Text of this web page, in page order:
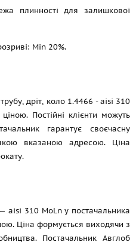
плинності для залишкової
Min 20%.
дріт, коло 1.4466 - aisi 310
Постійні клієнти можуть
гарантує своєчасну
вказаною адресою. Ціна
aisi 310 MoLn у постачальника
Ціна формується виходячи з
Постачальник Авглоб